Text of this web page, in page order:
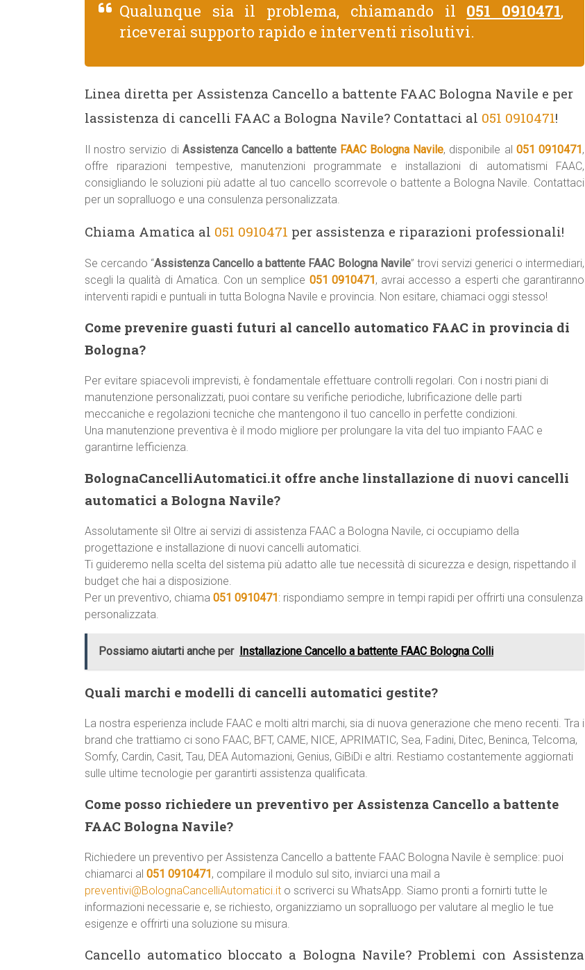
Qualunque sia il problema, chiamando il 051 0910471,
riceverai supporto rapido e interventi risolutivi.
Linea diretta per Assistenza Cancello a battente FAAC Bologna Navile e per
lassistenza di cancelli FAAC a Bologna Navile? Contattaci al 051 0910471!
Il nostro servizio di Assistenza Cancello a battente FAAC Bologna Navile, disponibile al 051 0910471,
offre riparazioni tempestive, manutenzioni programmate e installazioni di automatismi FAAC,
consigliando le soluzioni più adatte al tuo cancello scorrevole o battente a Bologna Navile. Contattaci
per un sopralluogo e una consulenza personalizzata.
Chiama Amatica al 051 0910471 per assistenza e riparazioni professionali!
Se cercando “Assistenza Cancello a battente FAAC Bologna Navile” trovi servizi generici o intermediari,
scegli la qualità di Amatica. Con un semplice 051 0910471, avrai accesso a esperti che garantiranno
interventi rapidi e puntuali in tutta Bologna Navile e provincia. Non esitare, chiamaci oggi stesso!
Come prevenire guasti futuri al cancello automatico FAAC in provincia di
Bologna?
Per evitare spiacevoli imprevisti, è fondamentale effettuare controlli regolari. Con i nostri piani di
manutenzione personalizzati, puoi contare su verifiche periodiche, lubrificazione delle parti
meccaniche e regolazioni tecniche che mantengono il tuo cancello in perfette condizioni.
Una manutenzione preventiva è il modo migliore per prolungare la vita del tuo impianto FAAC e
garantirne lefficienza.
BolognaCancelliAutomatici.it offre anche linstallazione di nuovi cancelli
automatici a Bologna Navile?
Assolutamente sì! Oltre ai servizi di assistenza FAAC a Bologna Navile, ci occupiamo della
progettazione e installazione di nuovi cancelli automatici.
Ti guideremo nella scelta del sistema più adatto alle tue necessità di sicurezza e design, rispettando il
budget che hai a disposizione.
Per un preventivo, chiama 051 0910471: rispondiamo sempre in tempi rapidi per offrirti una consulenza
personalizzata.
Possiamo aiutarti anche per Installazione Cancello a battente FAAC Bologna Colli
Quali marchi e modelli di cancelli automatici gestite?
La nostra esperienza include FAAC e molti altri marchi, sia di nuova generazione che meno recenti. Tra i
brand che trattiamo ci sono FAAC, BFT, CAME, NICE, APRIMATIC, Sea, Fadini, Ditec, Beninca, Telcoma,
Somfy, Cardin, Casit, Tau, DEA Automazioni, Genius, GiBiDi e altri. Restiamo costantemente aggiornati
sulle ultime tecnologie per garantirti assistenza qualificata.
Come posso richiedere un preventivo per Assistenza Cancello a battente
FAAC Bologna Navile?
Richiedere un preventivo per Assistenza Cancello a battente FAAC Bologna Navile è semplice: puoi
chiamarci al 051 0910471, compilare il modulo sul sito, inviarci una mail a
preventivi@BolognaCancelliAutomatici.it o scriverci su WhatsApp. Siamo pronti a fornirti tutte le
informazioni necessarie e, se richiesto, organizziamo un sopralluogo per valutare al meglio le tue
esigenze e offrirti una soluzione su misura.
Cancello automatico bloccato a Bologna Navile? Problemi con Assistenza